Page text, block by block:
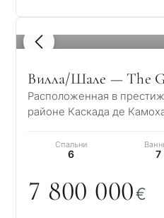
1 / 8
Вилла/Шале — The
Расположенная в
районе Каскада де
представляет со…
Спальни
6 7
7 800 000€